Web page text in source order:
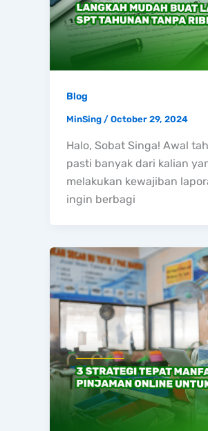
Blog
MinSing / October 29, 2024
Halo, Sobat Singa! Awal
pasti banyak dari kalian
melakukan kewajiban
ingin berbagi